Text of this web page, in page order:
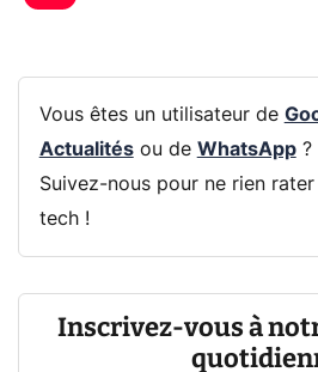
Vous êtes un utilisateur de
Actualitésou de WhatsApp?
Suivez-nous pour ne rien
tech !
Inscrivez-vous à